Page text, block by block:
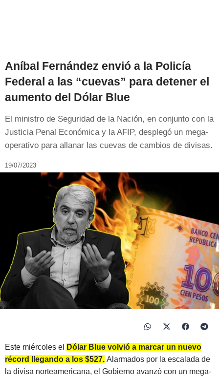
Aníbal Fernández envió a la Policía
Federal a las “cuevas” para detener el
aumento del Dólar Blue
El ministro de Seguridad de la Nación, en conjunto con la
Justicia Penal Económica y la AFIP, desplegó un mega-
operativo para allanar las cuevas de cambios de divisas.
19/07/2023
Este miércoles el
Dólar Blue volvió a marcar un nuevo
récord llegando a los $527. Alarmados por la escalada de
la divisa norteamericana, el Gobierno avanzó con un mega-